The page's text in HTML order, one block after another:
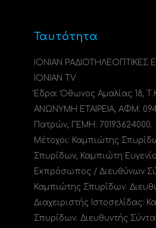
Ταυτότητα
ΙΟΝΙΑΝ ΡΑΔΙΟΤΗΛΕΟΠΤΙΚΕΣ
IONIAN TV
Έδρα: Όθωνος Αμαλίας 18,
ΑΝΩΝΥΜΗ ΕΤΑΙΡΕΙΑ, ΑΦΜ:
Πατρών, ΓΕΜΗ: 70193624000.
Μέτοχοι: Καμπιώτης
Σπυρίδων, Καμπιώτη
Εκπρόσωπος / Διευθύνων
Καμπιώτης Σπυρίδων.
Διαχειριστής Ιστοσελίδας:
Σπυρίδων. Διευθυντής